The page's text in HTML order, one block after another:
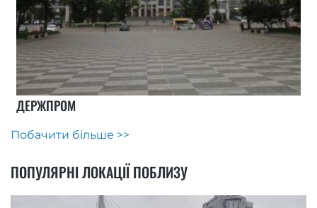
ДЕРЖПРОМ
Побачити більше >>
ПОПУЛЯРНІ ЛОКАЦІЇ ПОБЛИЗУ